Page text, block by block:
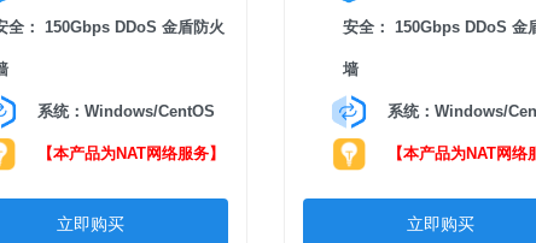
全： 150Gbps DDoS 金盾防火
系统：Windows/CentOS
【本产品为NAT网络服务】
立即购买
安全： 150Gbps DDoS 金
墙
系统：Windows/
【本产品为NAT网络
立即购买